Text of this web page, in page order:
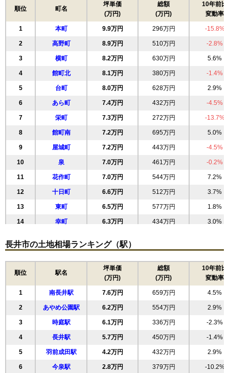
順位 町名
坪単価
(万円)
総額
(万円)
10年前比
変動率
1 本町 9.9万円 296万円 -15.8%
2 高野町 8.9万円 510万円 -2.8%
3 横町 8.2万円 630万円 5.6%
4 館町北 8.1万円 380万円 -1.4%
5 台町 8.0万円 628万円 2.9%
6 あら町 7.4万円 432万円 -4.5%
7 栄町 7.3万円 272万円 -13.7%
8 館町南 7.2万円 695万円 5.0%
9 屋城町 7.2万円 443万円 -4.5%
10 泉 7.0万円 461万円 -0.2%
11 花作町 7.0万円 544万円 7.2%
12 十日町 6.6万円 512万円 3.7%
13 東町 6.5万円 577万円 1.8%
14 幸町 6.3万円 434万円 3.0%
16 小出 5.7万円 1,683万円 8.2%
5.7万円 566万円 5.1%
5.6万円 602万円 0.8%
19 ままの上 5.6万円 542万円 -10.3%
20 舟場 5.3万円 619万円 -0.5%
21 四ツ谷 5.2万円 615万円 0.7%
22 成田 3.5万円 321万円 0.3%
23 今泉 3.3万円 354万円 -8.7%
24 九野本 2.8万円 397万円 -2.1%
長井市の土地相場ランキング（駅）
順位 駅名
坪単価
(万円)
総額
(万円)
10年前比
変動率
1 南長井駅 7.6万円 659万円 4.5%
2 あやめ公園駅 6.2万円 554万円 2.9%
3 時庭駅 6.1万円 336万円 -2.3%
4 長井駅 5.7万円 450万円 -1.4%
5 羽前成田駅 4.2万円 432万円 2.9%
6 今泉駅 2.8万円 379万円 -10.2%